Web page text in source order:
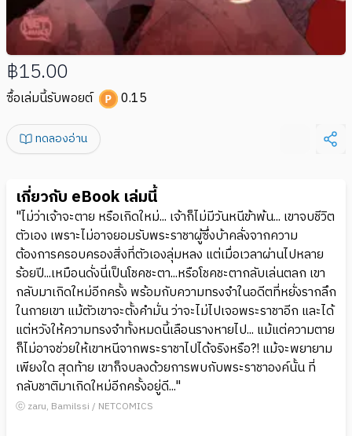
฿15.00
ซื้อเล่มนี้รับพอยต์ 0.15
ทดลองอ่าน
เกี่ยวกับ eBook เล่มนี้
"ไม่ว่าเจ้าจะตาย หรือเกิดใหม่... เจ้าก็ไม่มีวันหนีข้าพ้น... เขาจบชีวิต
ตัวเอง เพราะไม่อาจยอมรับพระราชาผู้ซึ่งบ้าคลั่งจากความ
ต้องการครอบครองสิ่งที่ตัวเองลุ่มหลง แต่เมื่อเวลาผ่านไปหลาย
ร้อยปี...เหมือนดั่งนี่เป็นโชคชะตา...หรือโชคชะตากลับเล่นตลก เขา
กลับมาเกิดใหม่อีกครั้ง พร้อมกับความทรงจำในอดีตที่หยั่งรากลึก
ในกายเขา แม้ตัวเขาจะตั้งคำมั่น ว่าจะไม่ไปเจอพระราชาอีก และได้
แต่หวังให้ความทรงจำทั้งหมดนี้เลือนรางหายไป... แม้แต่ความตาย
ก็ไม่อาจช่วยให้เขาหนีจากพระราชาไปได้จริงหรือ?! แม้จะพยายาม
เพียงใด สุดท้าย เขาก็จบลงด้วยการพบกับพระราชาองค์นั้น ที่
กลับชาติมาเกิดใหม่อีกครั้งอยู่ดี..."
ⓒ zaru, Bamilssi / NETCOMICS